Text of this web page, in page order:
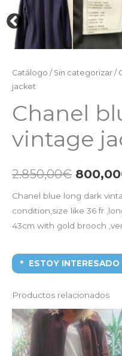
Catálogo / Sin categorizar /
jacket
Chanel
vintage
2.850,00€ 800,00
Chanel blue long dark
condition,size like 36 fr
43cm with gold brooch
ESTOY INTERESADO
Productos relacionados
El
precio
original
era:
2.500,00€.
El
es: